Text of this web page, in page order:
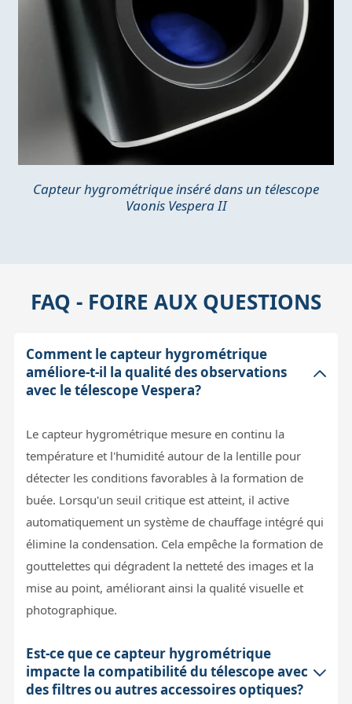
Capteur hygrométrique inséré dans un télescope
Vaonis Vespera II
FAQ - FOIRE AUX QUESTIONS
Comment le capteur hygrométrique
améliore-t-il la qualité des observations
avec le télescope Vespera?
Le capteur hygrométrique mesure en continu la
température et l'humidité autour de la lentille pour
détecter les conditions favorables à la formation de
buée. Lorsqu'un seuil critique est atteint, il active
automatiquement un système de chauffage intégré qui
élimine la condensation. Cela empêche la formation de
gouttelettes qui dégradent la netteté des images et la
mise au point, améliorant ainsi la qualité visuelle et
photographique.
Est-ce que ce capteur hygrométrique
impacte la compatibilité du télescope avec
des filtres ou autres accessoires optiques?